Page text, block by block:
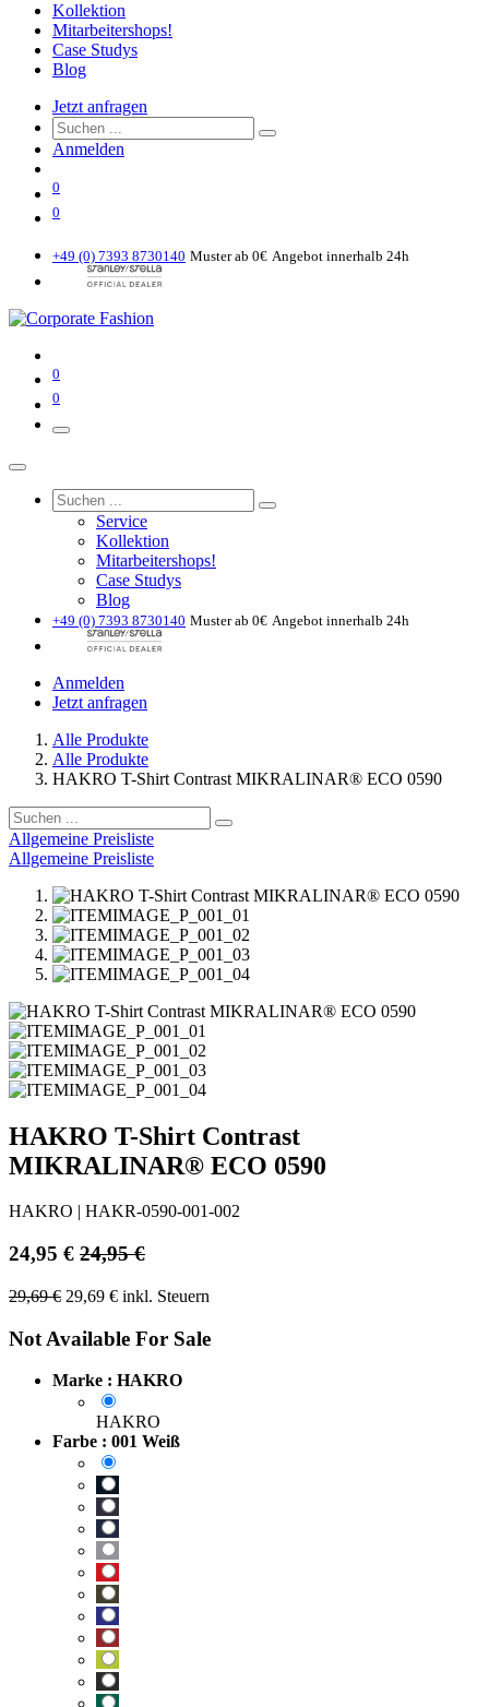
Kollektion
Mitarbeitershops!
Case Studys
Blog
Jetzt anfragen
Anmelden
0
0
+49 (0) 7393 8730140 Muster ab 0€ Angebot innerhalb 24h
0
0
Service
Kollektion
Mitarbeitershops!
Case Studys
Blog
+49 (0) 7393 8730140 Muster ab 0€ Angebot innerhalb 24h
Anmelden
Jetzt anfragen
Alle Produkte
Alle Produkte
HAKRO T-Shirt Contrast MIKRALINAR® ECO 0590
Allgemeine Preisliste
Allgemeine Preisliste
HAKRO T-Shirt Contrast
MIKRALINAR® ECO 0590
HAKRO HAKR-0590-001-002
24,95 € 24,95€
29,69€ 29,69 € inkl. Steuern
Not Available For Sale
Marke : HAKRO
HAKRO
Farbe : 001 Weiß